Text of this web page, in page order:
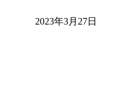
2023年3月27日